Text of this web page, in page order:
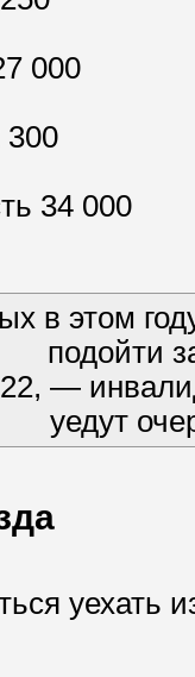
000
300
34 000
в этом
за
22, —
уехать